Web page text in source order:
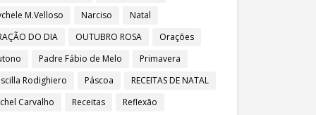
M.Velloso
Narciso
Natal
DO DIA
OUTUBRO ROSA
Orações
Padre Fábio de Melo
Primavera
Rodighiero
Páscoa
RECEITAS DE NATAL
Carvalho
Receitas
Reflexão